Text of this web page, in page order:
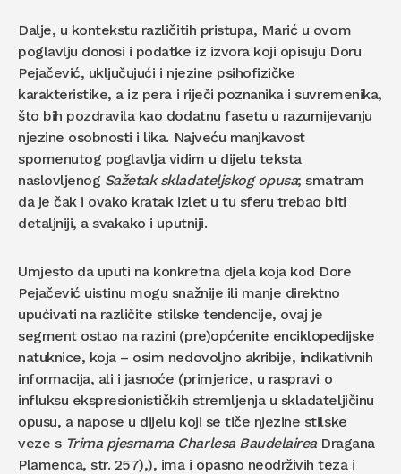
Dalje, u kontekstu različitih pristupa, Marić u ovom
poglavlju donosi i podatke iz izvora koji opisuju Doru
Pejačević, uključujući i njezine psihofizičke
karakteristike, a iz pera i riječi poznanika i suvremenika,
što bih pozdravila kao dodatnu fasetu u razumijevanju
njezine osobnosti i lika. Najveću manjkavost
spomenutog poglavlja vidim u dijelu teksta
naslovljenog Sažetak skladateljskog opusa; smatram
da je čak i ovako kratak izlet u tu sferu trebao biti
detaljniji, a svakako i uputniji.
Umjesto da uputi na konkretna djela koja kod Dore
Pejačević uistinu mogu snažnije ili manje direktno
upućivati na različite stilske tendencije, ovaj je
segment ostao na razini (pre)općenite enciklopedijske
natuknice, koja – osim nedovoljno akribije, indikativnih
informacija, ali i jasnoće (primjerice, u raspravi o
influksu ekspresionističkih stremljenja u skladateljičinu
opusu, a napose u dijelu koji se tiče njezine stilske
veze s Trima pjesmama Charlesa BaudelaireaDragana
Plamenca, str. 257),), ima i opasno neodrživih teza i